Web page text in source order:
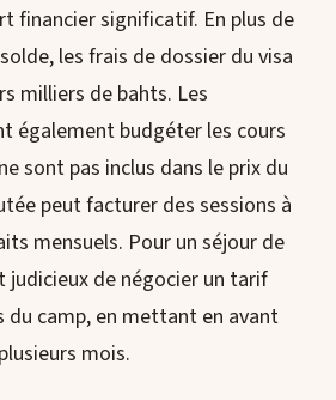
financier significatif. En plus de
les frais de dossier du visa
milliers de bahts. Les
également budgéter les cours
sont pas inclus dans le prix du
peut facturer des sessions à
mensuels. Pour un séjour de
judicieux de négocier un tarif
du camp, en mettant en avant
mois.